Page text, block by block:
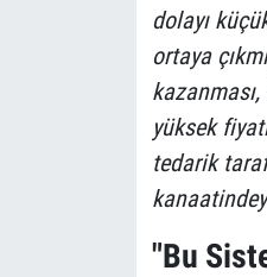
dolayı
ortaya
yüksek
tedarik
"Bu